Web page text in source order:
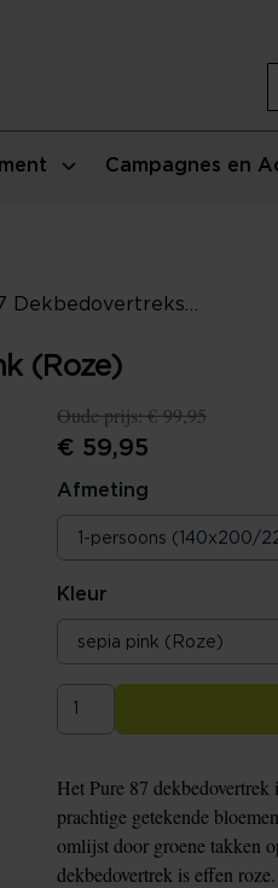
Campagnes en
(Roze)
Oude prijs:€ 99,95
€ 59,95
Afmeting
Kleur
Het Pure 87
prachtige getekende
omlijst door groene takken
dekbedovertrek is effen